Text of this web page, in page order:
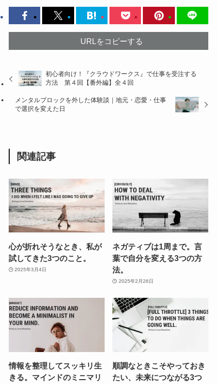
URLをコピーする
初心者向け！『クラウドワークス』で仕事を受注する
方法 第４回【番外編】全４回
メンタルブロックを外した体験談｜地元・恋愛・仕事
で選択を変えた日
関連記事
心が折れそうなとき、私が
試してきた3つのこと。
2025年3月4日
ネガティブは1周まで。言
葉で自分を変える3つの方
法。
2025年2月26日
情報を整理してスッキリ生
きる。マインドのミニマリ
順調なときこそやっておき
たい、未来につながる3つ